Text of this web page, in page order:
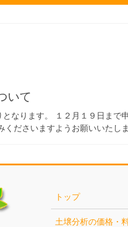
いて
なります。 １２月１９日ま
くださいますようお願いいたし
トップ
土壌分析の価格・